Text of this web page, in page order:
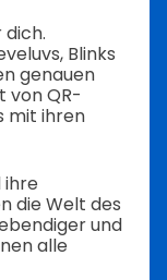
dich.
Blinks
genauen
von QR-
mit ihren
ihre
die Welt des
und
alle